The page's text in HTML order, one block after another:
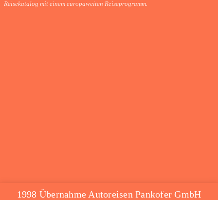
Reisekatalog mit einem europaweiten Reiseprogramm.
1998 Übernahme Autoreisen Pankofer GmbH